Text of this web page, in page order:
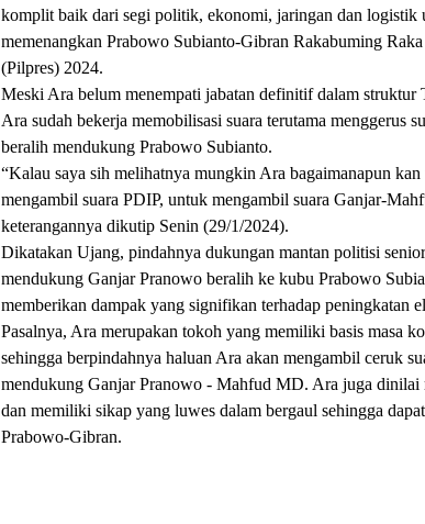
komplit baik dari segi politik, ekonomi, jaringan dan logistik
memenangkan Prabowo Subianto-Gibran Rakabuming
(Pilpres) 2024.
Meski Ara belum menempati jabatan definitif dalam
Ara sudah bekerja memobilisasi suara terutama menggerus
beralih mendukung Prabowo Subianto.
“Kalau saya sih melihatnya mungkin Ara bagaimanapun
mengambil suara PDIP, untuk mengambil suara Ganjar-
keterangannya dikutip Senin (29/1/2024).
Dikatakan Ujang, pindahnya dukungan mantan politisi
mendukung Ganjar Pranowo beralih ke kubu Prabowo
memberikan dampak yang signifikan terhadap peningkatan
Pasalnya, Ara merupakan tokoh yang memiliki basis masa
sehingga berpindahnya haluan Ara akan mengambil ceruk
mendukung Ganjar Pranowo - Mahfud MD. Ara juga
dan memiliki sikap yang luwes dalam bergaul sehingga
Prabowo-Gibran.